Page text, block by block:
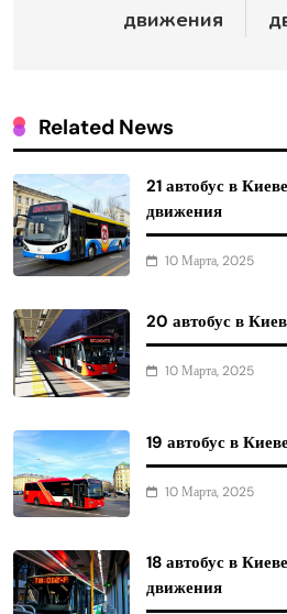
движения
Related News
21 автобус в
движения
10 Марта, 2025
20 автобус в
10 Марта, 2025
19 автобус в
10 Марта, 2025
18 автобус в
движения